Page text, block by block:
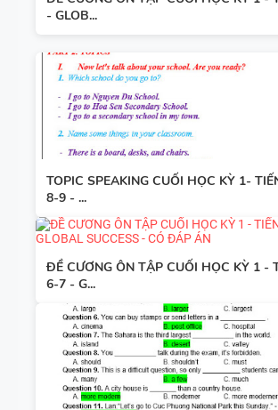
- GLOB...
TOPIC SPEAKING CUỐI HỌC KỲ 1-
8-9 - ...
ĐỀ CƯƠNG ÔN TẬP CUỐI HỌC KỲ 1 -
6-7 - G...